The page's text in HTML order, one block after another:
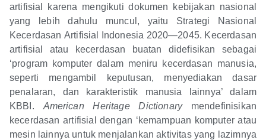
artifisial karena mengikuti dokumen kebijakan nasional
yang lebih dahulu muncul, yaitu Strategi Nasional
Kecerdasan Artifisial Indonesia 2020—2045. Kecerdasan
artifisial atau kecerdasan buatan didefisikan sebagai
‘program komputer dalam meniru kecerdasan manusia,
seperti mengambil keputusan, menyediakan dasar
penalaran, dan karakteristik manusia lainnya’ dalam
KBBI. American Heritage Dictionary mendefinisikan
kecerdasan artifisial dengan ‘kemampuan komputer atau
mesin lainnya untuk menjalankan aktivitas yang lazimnya